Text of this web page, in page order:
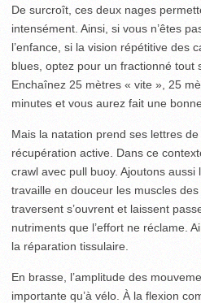
De surcroît, ces deux nages
intensément. Ainsi, si vous n’êtes
l’enfance, si la vision répétitive des
blues, optez pour un fractionné tout
Enchaînez 25 mètres « vite », 25
minutes et vous aurez fait une
Mais la natation prend ses lettres
récupération active. Dans ce
crawl avec pull buoy. Ajoutons
travaille en douceur les muscles
traversent s’ouvrent et laissent
nutriments que l’effort ne réclame.
la réparation tissulaire.
En brasse, l’amplitude des
importante qu’à vélo. À la flexion